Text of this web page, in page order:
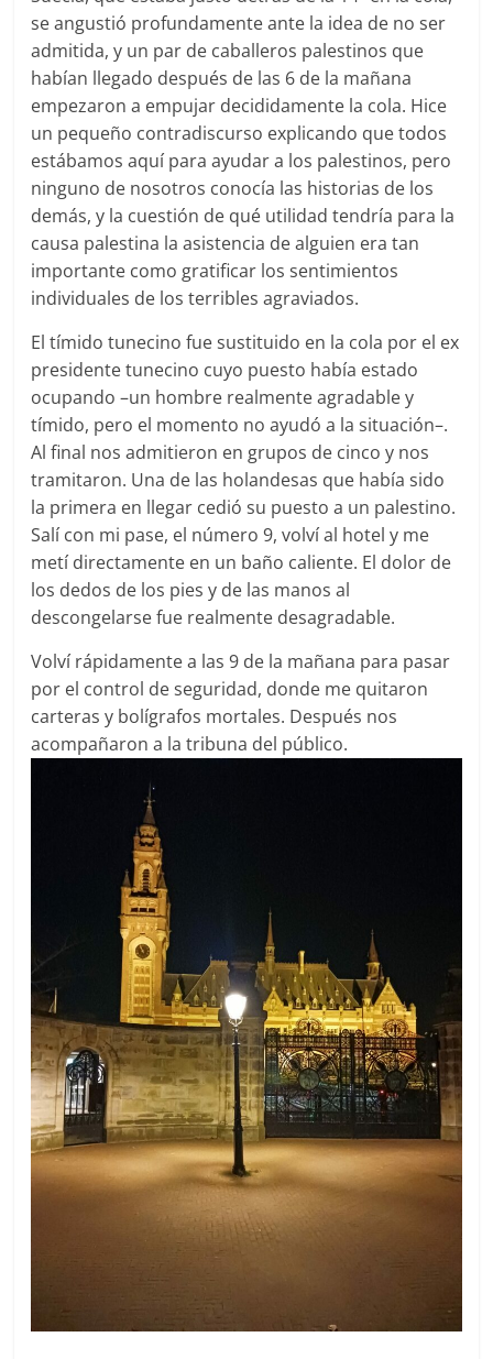
se angustió profundamente ante la idea de no ser
admitida, y un par de caballeros palestinos que
habían llegado después de las 6 de la mañana
empezaron a empujar decididamente la cola. Hice
un pequeño contradiscurso explicando que todos
estábamos aquí para ayudar a los palestinos, pero
ninguno de nosotros conocía las historias de los
demás, y la cuestión de qué utilidad tendría para la
causa palestina la asistencia de alguien era tan
importante como gratificar los sentimientos
individuales de los terribles agraviados.
El tímido tunecino fue sustituido en la cola por el ex
presidente tunecino cuyo puesto había estado
ocupando –un hombre realmente agradable y
tímido, pero el momento no ayudó a la situación–.
Al final nos admitieron en grupos de cinco y nos
tramitaron. Una de las holandesas que había sido
la primera en llegar cedió su puesto a un palestino.
Salí con mi pase, el número 9, volví al hotel y me
metí directamente en un baño caliente. El dolor de
los dedos de los pies y de las manos al
descongelarse fue realmente desagradable.
Volví rápidamente a las 9 de la mañana para pasar
por el control de seguridad, donde me quitaron
carteras y bolígrafos mortales. Después nos
acompañaron a la tribuna del público.